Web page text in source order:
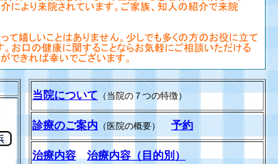
当院について （当院の７つの特徴）
診療のご案内 （医院の概要） 予約
治療内容 治療内容（目的別）